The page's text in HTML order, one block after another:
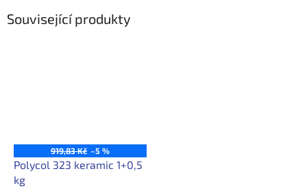
Související produkty
919,83 Kč –5 %
Polycol 323 keramic 1+0,5
kg